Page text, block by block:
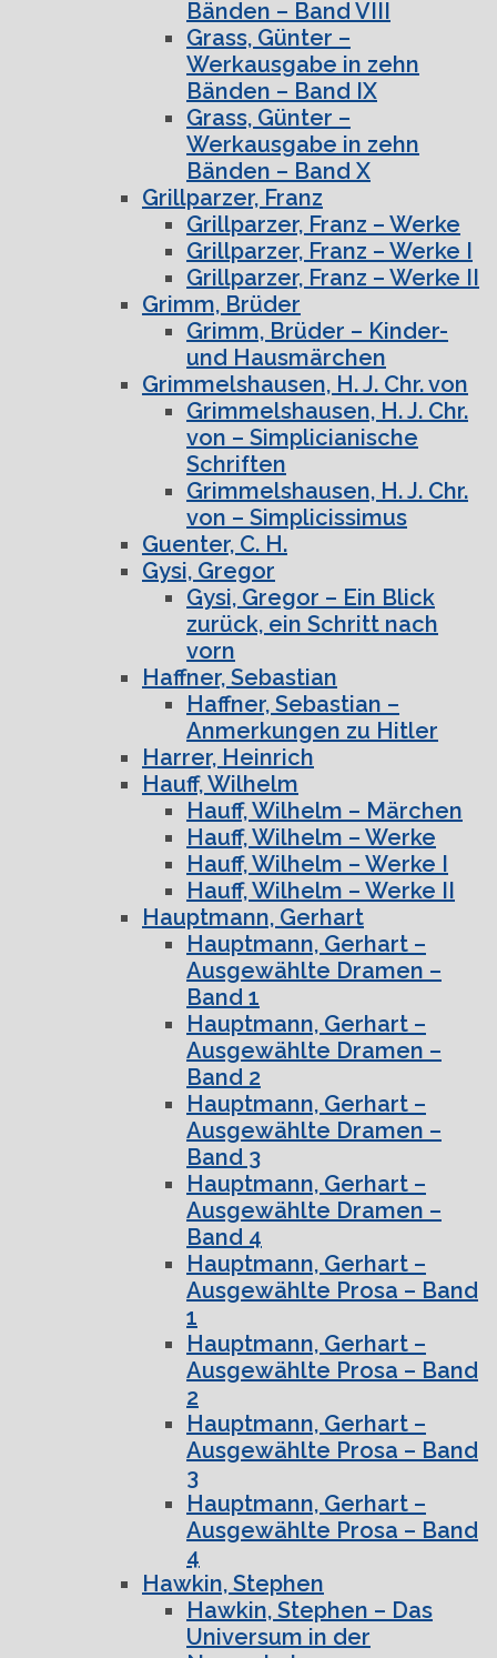
Bänden – Band VIII
Grass, Günter –
Werkausgabe in zehn
Bänden – Band IX
Grass, Günter –
Werkausgabe in zehn
Bänden – Band X
Grillparzer, Franz
Grillparzer, Franz – Werke
Grillparzer, Franz – Werke I
Grillparzer, Franz – Werke II
Grimm, Brüder
Grimm, Brüder – Kinder-
und Hausmärchen
Grimmelshausen, H. J. Chr. von
Grimmelshausen, H. J. Chr.
von – Simplicianische
Schriften
Grimmelshausen, H. J. Chr.
von – Simplicissimus
Guenter, C. H.
Gysi, Gregor
Gysi, Gregor – Ein Blick
zurück, ein Schritt nach
vorn
Haffner, Sebastian
Haffner, Sebastian –
Anmerkungen zu Hitler
Harrer, Heinrich
Hauff, Wilhelm
Hauff, Wilhelm – Märchen
Hauff, Wilhelm – Werke
Hauff, Wilhelm – Werke I
Hauff, Wilhelm – Werke II
Hauptmann, Gerhart
Hauptmann, Gerhart –
Ausgewählte Dramen –
Band 1
Hauptmann, Gerhart –
Ausgewählte Dramen –
Band 2
Hauptmann, Gerhart –
Ausgewählte Dramen –
Band 3
Hauptmann, Gerhart –
Ausgewählte Dramen –
Band 4
Hauptmann, Gerhart –
Ausgewählte Prosa – Band
1
Hauptmann, Gerhart –
Ausgewählte Prosa – Band
2
Hauptmann, Gerhart –
Ausgewählte Prosa – Band
3
Hauptmann, Gerhart –
Ausgewählte Prosa – Band
4
Hawkin, Stephen
Hawkin, Stephen – Das
Universum in der